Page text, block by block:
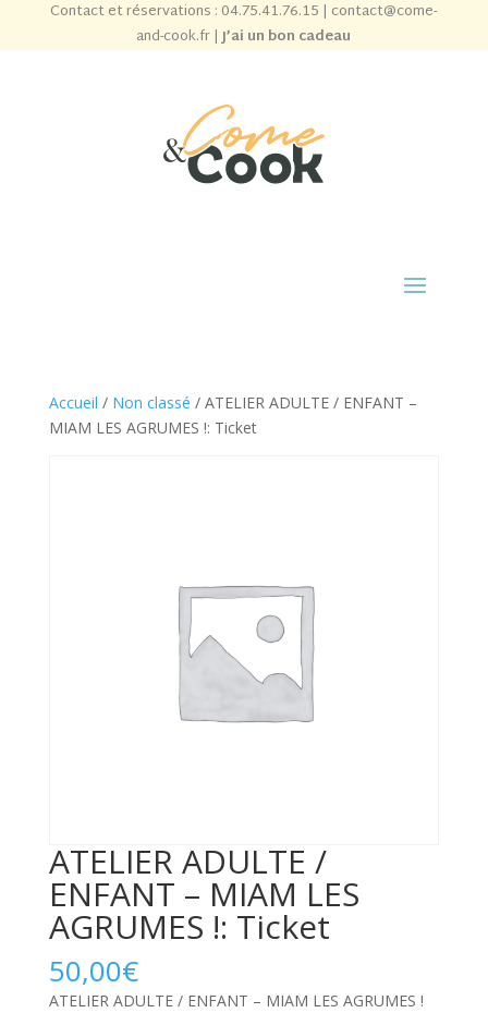
Contact et réservations : 04.75.41.76.15 | contact@come-
and-cook.fr|J’ai un bon cadeau
Accueil / Non classé / ATELIER ADULTE / ENFANT –
MIAM LES AGRUMES !: Ticket
ATELIER ADULTE /
ENFANT – MIAM LES
AGRUMES !: Ticket
50,00€
ATELIER ADULTE / ENFANT – MIAM LES AGRUMES !